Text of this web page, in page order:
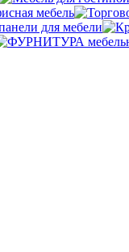
мебель
для мебели